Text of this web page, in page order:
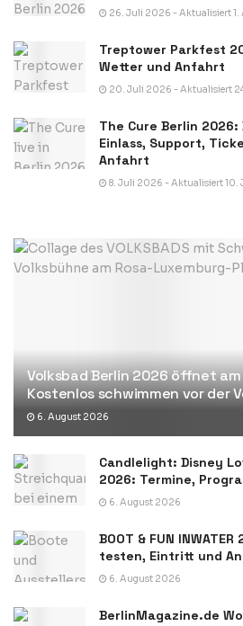
26. Juli 2026 - Aktualisiert
Treptower Parkfest
Wetter und Anfahrt
20. Juli 2026 - Aktualisiert
The Cure Berlin 2026:
Einlass, Support,
Anfahrt
8. Juli 2026 - Aktualisiert 10.
Volksbad Berlin 2026 öffnet am
Kostenlos schwimmen vor der
6. August 2026
Candlelight: Disney
2026: Termine,
6. August 2026
BOOT & FUN
testen, Eintritt und
6. August 2026
BerlinMagazine.de